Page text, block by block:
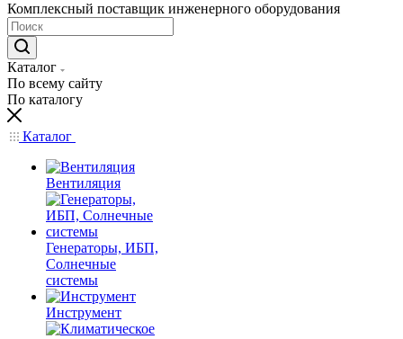
Комплексный поставщик инженерного оборудования
Каталог
По всему сайту
По каталогу
Каталог
Вентиляция
Генераторы, ИБП,
Солнечные
системы
Инструмент